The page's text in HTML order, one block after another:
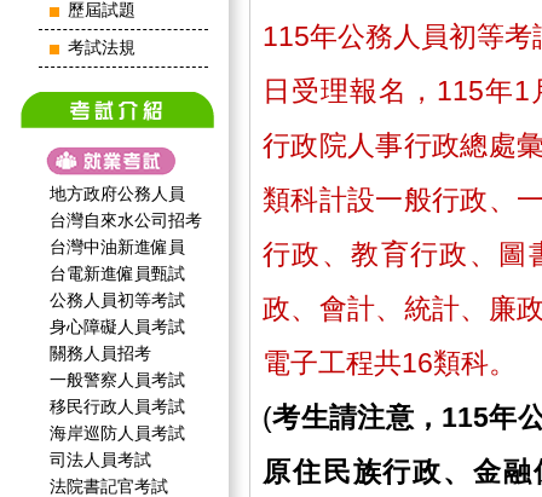
歷屆試題
考試法規
地方政府公務人員
台灣自來水公司招考
台灣中油新進僱員
台電新進僱員甄試
公務人員初等考試
身心障礙人員考試
關務人員招考
一般警察人員考試
移民行政人員考試
海岸巡防人員考試
司法人員考試
法院書記官考試
115年公務人員初等
日受理報名，115年
行政院人事行政總處
類科計設一般行政、
行政、教育行政、圖
政、會計、統計、廉
電子工程共16類科。
(考生請注意，115年
原住民族行政、金